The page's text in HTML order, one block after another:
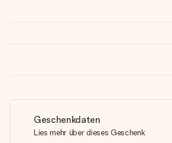
Geschenkdaten
Lies mehr über dieses Geschenk